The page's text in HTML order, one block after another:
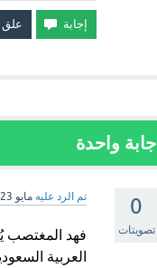
إجابة واحدة
0
تصويتات
تم الرد عليه مايو 23، 2020
فهد المغتصب
العربية